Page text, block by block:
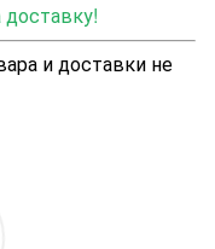
и доставки не